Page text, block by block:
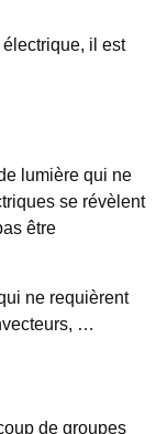
il est
lumière qui ne
se révèlent
être
ne requièrent
…
de groupes